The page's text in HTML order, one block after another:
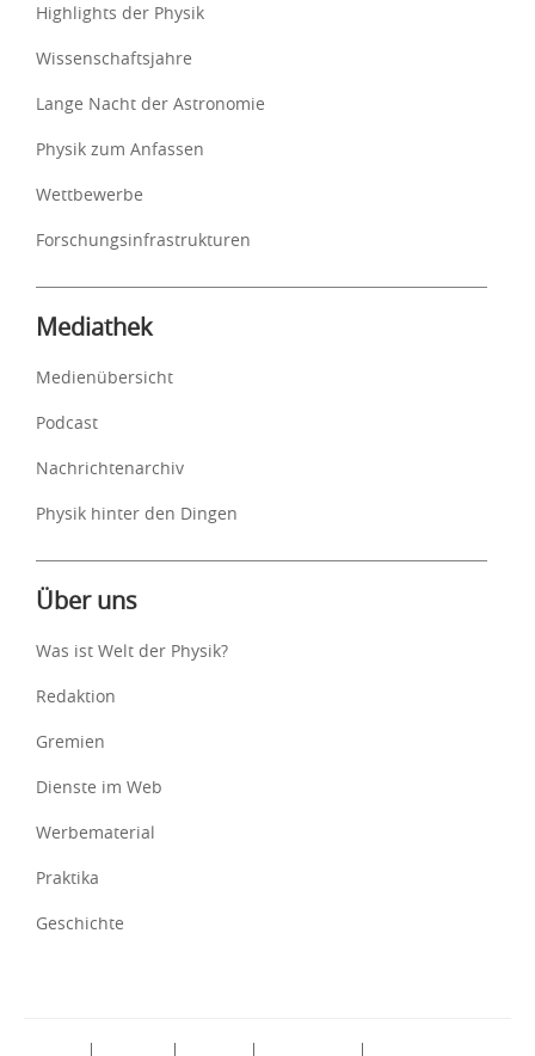
Highlights der Physik
Wissenschaftsjahre
Lange Nacht der Astronomie
Physik zum Anfassen
Wettbewerbe
Forschungsinfrastrukturen
Mediathek
Medienübersicht
Podcast
Nachrichtenarchiv
Physik hinter den Dingen
Über uns
Was ist Welt der Physik?
Redaktion
Gremien
Dienste im Web
Werbematerial
Praktika
Geschichte